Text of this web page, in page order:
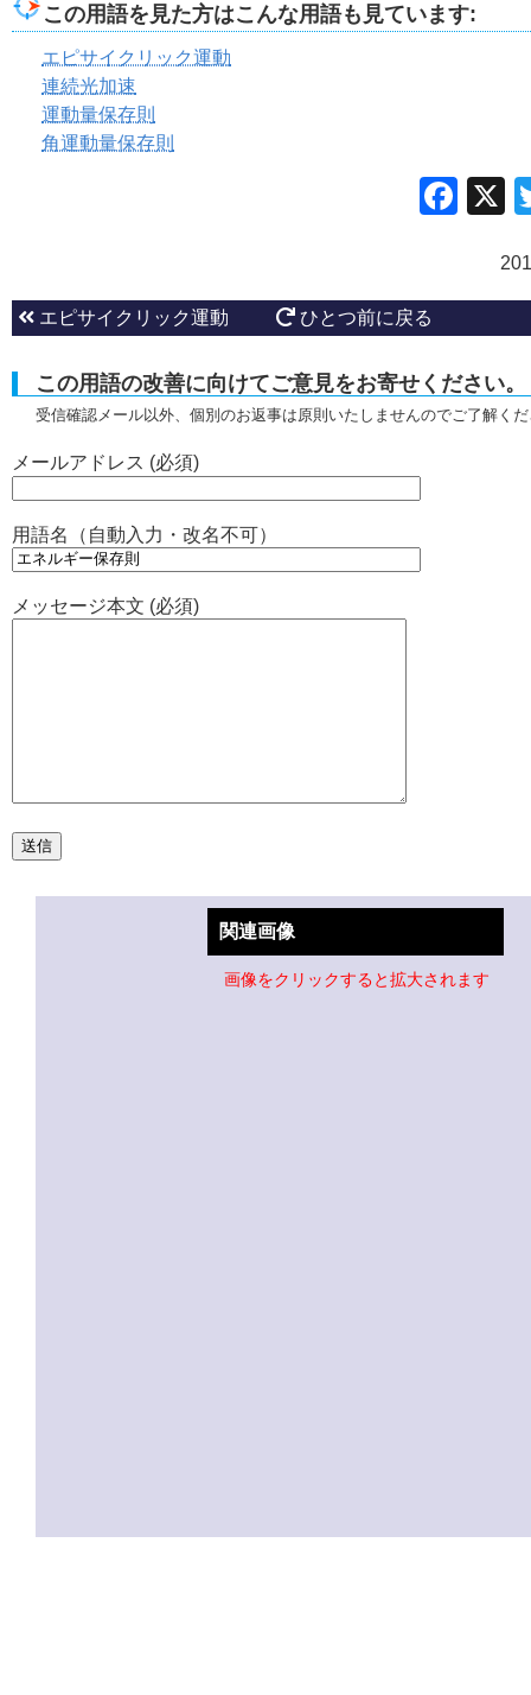
この用語を見た方はこんな用語も見ています:
エピサイクリック運動
連続光加速
運動量保存則
角運動量保存則
エピサイクリック運動 ひとつ前に戻る
この用語の改善に向けてご意見をお寄せください。
受信確認メール以外、個別のお返事は原則いたしませんのでご了解く
メールアドレス (必須)
用語名（自動入力・改名不可）
メッセージ本文 (必須)
関連画像
画像をクリックすると拡大されます